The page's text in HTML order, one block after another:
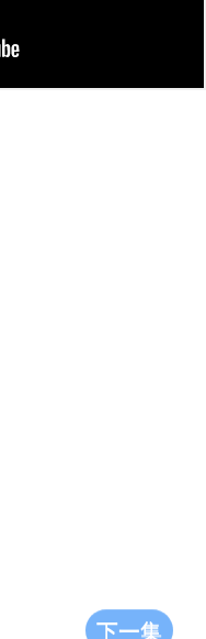
下一集